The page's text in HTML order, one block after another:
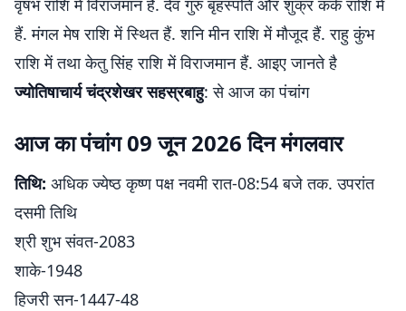
वृषभ राशि में विराजमान हैं. देव गुरु बृहस्पति और शुक्र कर्क राशि में
हैं. मंगल मेष राशि में स्थित हैं. शनि मीन राशि में मौजूद हैं. राहु कुंभ
राशि में तथा केतु सिंह राशि में विराजमान हैं. आइए जानते है
ज्योतिषाचार्य चंद्रशेखर सहस्रबाहु: से आज का पंचांग
आज का पंचांग 09 जून 2026 दिन मंगलवार
तिथि: अधिक ज्येष्ठ कृष्ण पक्ष नवमी रात-08:54 बजे तक. उपरांत
दसमी तिथि
श्री शुभ संवत-2083
शाके-1948
हिजरी सन-1447-48